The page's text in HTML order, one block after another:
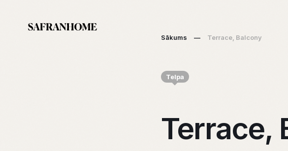
Sākums — Terrace, Balcony
Telpa
Terrace,